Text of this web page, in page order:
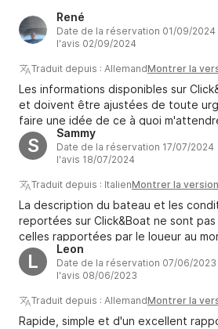
René
Date de la réservation 01/09/2024
l'avis 02/09/2024
Traduit depuis : AllemandMontrer la
Les informations disponibles sur
et doivent être ajustées de toute
faire une idée de ce à quoi
critiques. C'est l'un des nombreux
L’affirmation selon laquelle il s’agit
avec un capot de 40 ch est tout
sélection de bateaux de location
performants dans cette région est
présentée sur Click&Boat. Ce n’est
moteur qui a été remplacé par un
petit. Le réservoir est
environ 4 milles marins nous avons
sinon nous n'aurions pas eu assez de
première fois, je suis resté
période de location.
S
Sammy
Date de la réservation 17/07/2024
l'avis 18/07/2024
Traduit depuis : ItalienMontrer la
La description du bateau et les
reportées sur Click&Boat ne sont
celles rapportées par le loueur au
l'embarquement font foi. Dans mon
Web Click&Boat, il était indiqué que
seraient inclus, mais ils ne l'étaient
réservation, le moteur de 115 ch
remplacé par un moteur de 40 ch.
L
Leon
Date de la réservation 07/06/
l'avis 08/06/2023
Traduit depuis : AllemandMontrer la
Rapide, simple et d'un excellent